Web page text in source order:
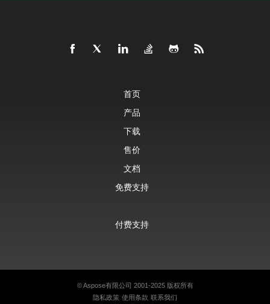
首页
产品
下载
售价
文档
免费支持
付费支持
©Aspose有限公司 2001-2025 版权所有
隐私政策 使用条款 联系我们